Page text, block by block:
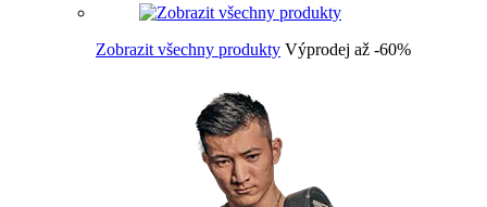
Zobrazit všechny produkty Výprodej až -60%